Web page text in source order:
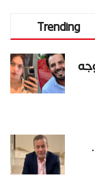
Trending